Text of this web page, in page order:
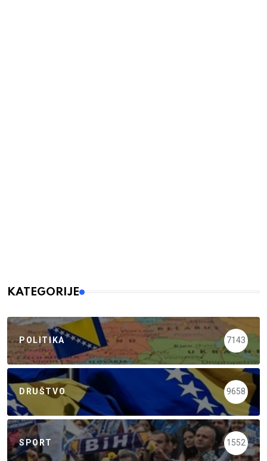
KATEGORIJE
POLITIKA 7143
DRUŠTVO 9658
SPORT 1552